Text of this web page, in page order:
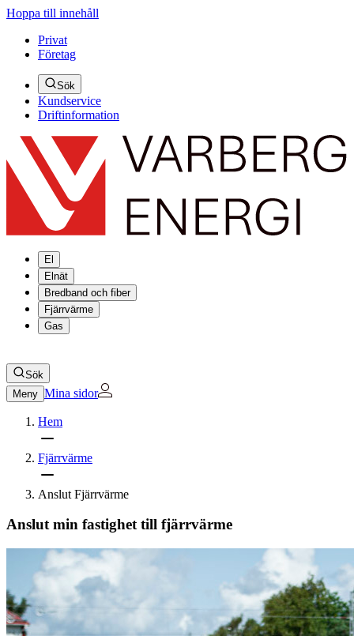
Hoppa till innehåll
Privat
Företag
Sök
Kundservice
Driftinformation
El
Elnät
Bredband och fiber
Fjärrvärme
Gas
Sök
Meny Mina sidor
Hem
Fjärrvärme
Anslut Fjärrvärme
Anslut min fastighet till fjärrvärme